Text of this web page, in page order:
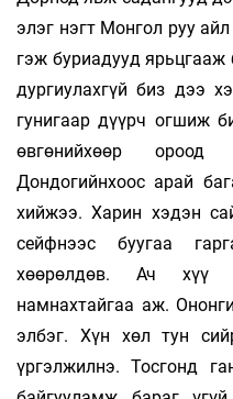
элэг нэгт Монгол руу
гэж буриадууд ярьцгааж
дургиулахгүй биз дээ
гунигаар дүүрч огшиж
өвгөнийхөөр ороод
Дондогийнхоос арай
хийжээ. Харин хэдэн
сейфнээс буугаа
хөөрөлдөв. Ач хүү
намнахтайгаа аж.
элбэг. Хүн хөл тун
үргэлжилнэ. Тосгонд